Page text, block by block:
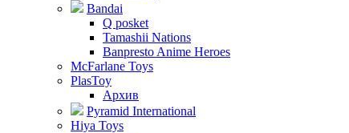
Bandai
Q posket
Tamashii Nations
Banpresto Anime Heroes
McFarlane Toys
PlasToy
Архив
Pyramid International
Hiya Toys